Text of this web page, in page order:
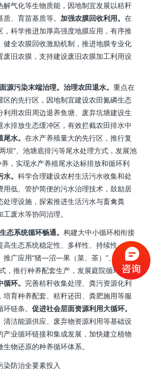
解气化等生物质能，因地制宜发展以秸秆
、育苗基质等。 加强农膜回收利用。在
，科学推进加厚高强度地膜应用，有序推
健全农膜回收激励机制，推进地膜专业化
废旧农膜，支持建设废旧农膜加工利用设
源污染末端治理。治理农田退水。重点在
区的先行区，因地制宜建设农田氮磷生态
利用农田周边退养鱼塘、废弃坑塘建设生
水排放生态缓冲区，有效拦截农田排水中
尾水。在水产养殖量大的先行区，推行复
坝”、池塘底排污等尾水处理方式，发展池
养，实现水产养殖尾水达标排放和循环利
水。科学合理建设农村生活污水收集和处
用低、管护简便的污水治理技术，鼓励居
处理设施，探索推进生活污水与畜禽粪
废水等协同治理。
态系统循环畅通。构建大中小循环相衔接
高生态系统稳定性、多样性、持续性。促
推广应用“猪—沼—果（菜、茶）”、“稻渔
，推行种养配套生产，发展庭院循环经
环。 完善秸秆收集处理、粪污资源化利
培育种养配套、秸秆还田、粪肥施用等服
环链条。促进社会层面资源利用大循环。
清洁能源供应、废弃物资源利用等基础设
产业循环链接和集成发展，加快建立植物
物还原的种养循环体系。
染防治全要素投入